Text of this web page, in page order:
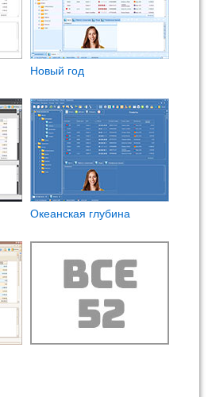
Новый год
Океанская глубина